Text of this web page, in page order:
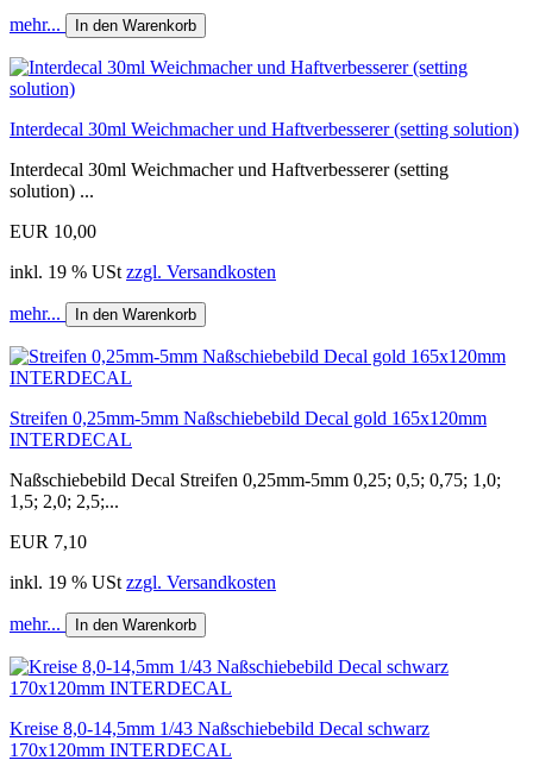
mehr... In den Warenkorb
Interdecal 30ml Weichmacher und Haftverbesserer (setting solution)
Interdecal 30ml Weichmacher und Haftverbesserer (setting
solution) ...
EUR 10,00
inkl. 19 % USt zzgl. Versandkosten
mehr... In den Warenkorb
Streifen 0,25mm-5mm Naßschiebebild Decal gold 165x120mm
INTERDECAL
Naßschiebebild Decal Streifen 0,25mm-5mm 0,25; 0,5; 0,75; 1,0;
1,5; 2,0; 2,5;...
EUR 7,10
inkl. 19 % USt zzgl. Versandkosten
mehr... In den Warenkorb
Kreise 8,0-14,5mm 1/43 Naßschiebebild Decal schwarz
170x120mm INTERDECAL